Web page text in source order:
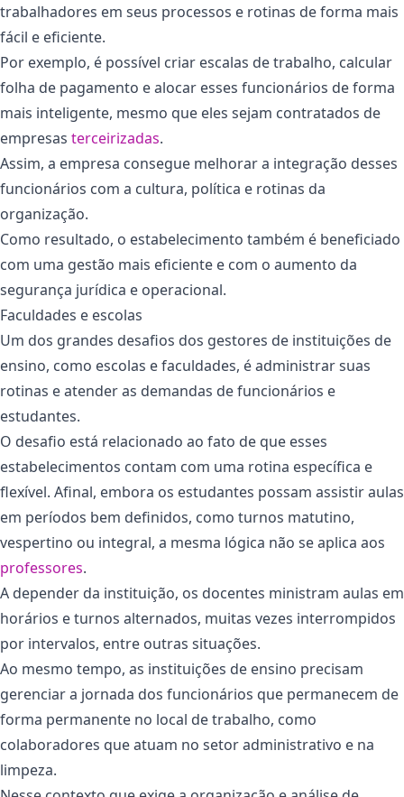
trabalhadores em seus processos e rotinas de forma mais
fácil e eficiente.
Por exemplo, é possível criar escalas de trabalho, calcular
folha de pagamento e alocar esses funcionários de forma
mais inteligente, mesmo que eles sejam contratados de
empresas terceirizadas.
Assim, a empresa consegue melhorar a integração desses
funcionários com a cultura, política e rotinas da
organização.
Como resultado, o estabelecimento também é beneficiado
com uma gestão mais eficiente e com o aumento da
segurança jurídica e operacional.
Faculdades e escolas
Um dos grandes desafios dos gestores de instituições de
ensino, como escolas e faculdades, é administrar suas
rotinas e atender as demandas de funcionários e
estudantes.
O desafio está relacionado ao fato de que esses
estabelecimentos contam com uma rotina específica e
flexível. Afinal, embora os estudantes possam assistir aulas
em períodos bem definidos, como turnos matutino,
vespertino ou integral, a mesma lógica não se aplica aos
professores.
A depender da instituição, os docentes ministram aulas em
horários e turnos alternados, muitas vezes interrompidos
por intervalos, entre outras situações.
Ao mesmo tempo, as instituições de ensino precisam
gerenciar a jornada dos funcionários que permanecem de
forma permanente no local de trabalho, como
colaboradores que atuam no setor administrativo e na
limpeza.